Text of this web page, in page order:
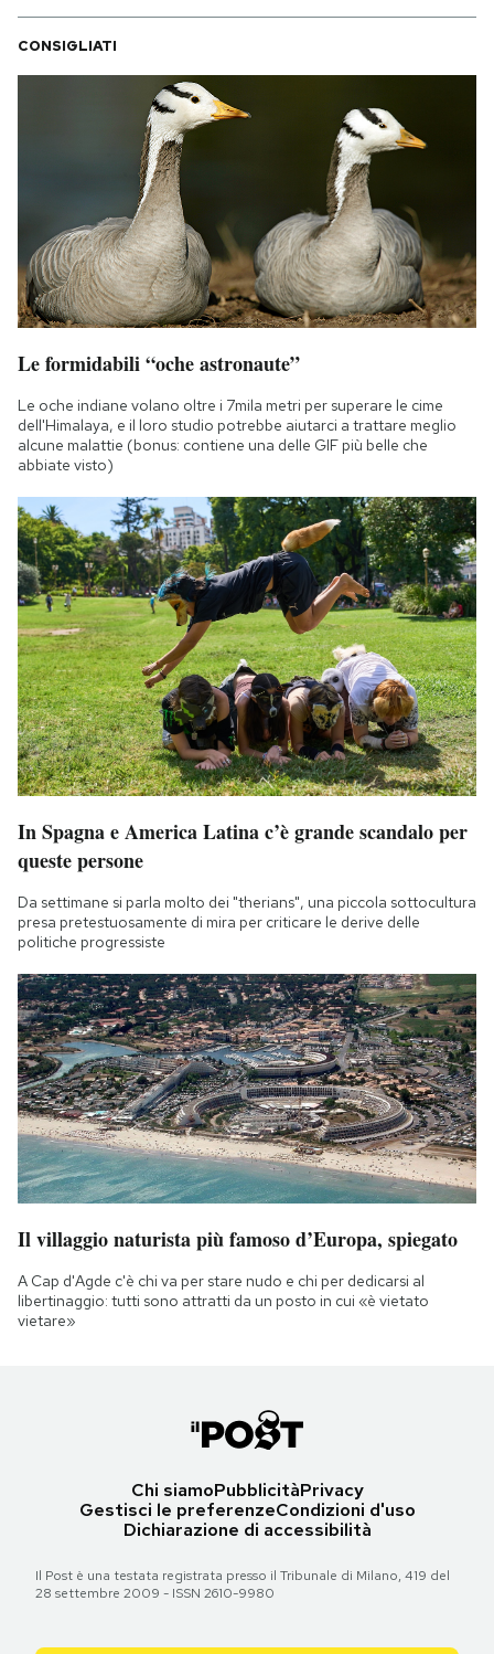
CONSIGLIATI
Le formidabili “oche astronaute”
Le oche indiane volano oltre i 7mila metri per superare le cime
dell'Himalaya, e il loro studio potrebbe aiutarci a trattare meglio
alcune malattie (bonus: contiene una delle GIF più belle che
abbiate visto)
In Spagna e America Latina c’è grande scandalo per
queste persone
Da settimane si parla molto dei "therians", una piccola sottocultura
presa pretestuosamente di mira per criticare le derive delle
politiche progressiste
Il villaggio naturista più famoso d’Europa, spiegato
A Cap d'Agde c'è chi va per stare nudo e chi per dedicarsi al
libertinaggio: tutti sono attratti da un posto in cui «è vietato
vietare»
Chi siamoPubblicitàPrivacy
Gestisci le preferenzeCondizioni d'uso
Dichiarazione di accessibilità
Il Post è una testata registrata presso il Tribunale di Milano, 419 del
28 settembre 2009 - ISSN 2610-9980